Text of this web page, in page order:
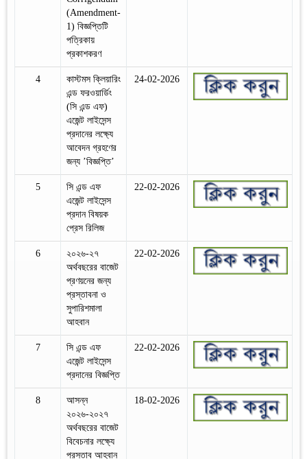
(Amendment-
1) বিজ্ঞপ্তিটি
পত্রিকায়
প্রকাশকরণ
4
কাস্টমস ক্লিয়ারিং
এন্ড ফরওয়ার্ডিং
(সি এন্ড এফ)
এজেন্ট লাইসেন্স
প্রদানের লক্ষ্যে
আবেদন গ্রহণের
জন্য ’বিজ্ঞপ্তি’
24-02-2026
5
সি এন্ড এফ
এজেন্ট লাইসেন্স
প্রদান বিষয়ক
প্রেস রিলিজ
22-02-2026
6
২০২৬-২৭
অর্থবছরের বাজেট
প্রণয়নের জন্য
প্রস্তাবনা ও
সুপারিশমালা
আহবান
22-02-2026
7
সি এন্ড এফ
এজেন্ট লাইসেন্স
প্রদানের বিজ্ঞপ্তি
22-02-2026
8
আসন্ন
২০২৬-২০২৭
অর্থবছরের বাজেট
বিবেচনার লক্ষ্যে
প্রস্তাব আহবান
18-02-2026